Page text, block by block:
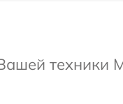
техники